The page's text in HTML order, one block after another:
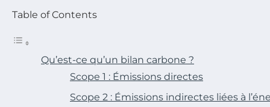
Table of Contents
Qu’est-ce qu’un bilan carbone ?
Scope 1 : Émissions directes
Scope 2 : Émissions indirectes liées à